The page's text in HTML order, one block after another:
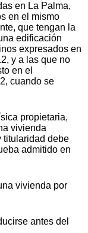
en La Palma,
en el mismo
que tengan la
edificación
expresados en
y a las que no
en el
cuando se
propietaria,
vivienda
titularidad debe
admitido en
vivienda por
antes del